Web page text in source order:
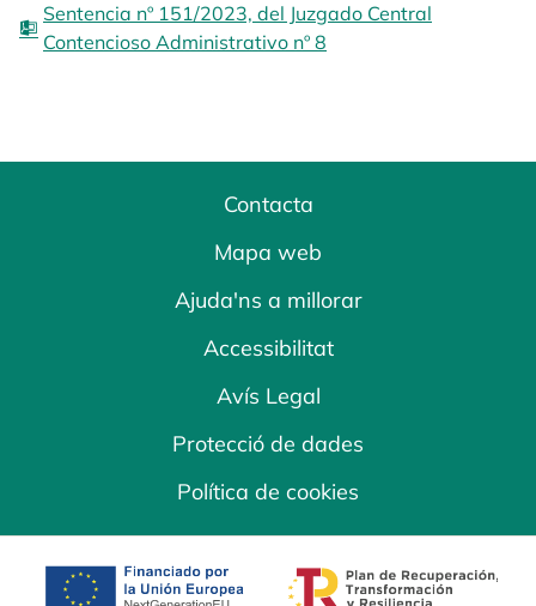
Sentencia nº 151/2023, del Juzgado Central
Contencioso Administrativo nº 8
Contacta
Mapa web
Ajuda'ns a millorar
Accessibilitat
Avís Legal
Protecció de dades
Política de cookies
opens in a new tab opens in a new